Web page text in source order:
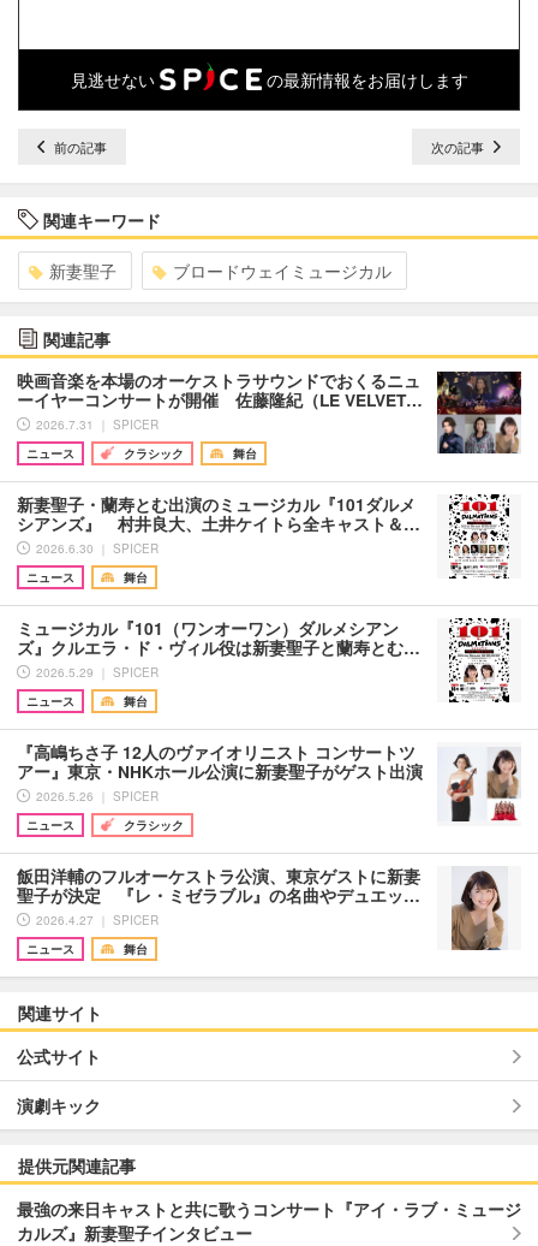
見逃せない の最新情報をお届けします
前の記事 次の記事
関連キーワード
新妻聖子 ブロードウェイミュージカル
関連記事
映画音楽を本場のオーケストラサウンドでおくるニュ
ーイヤーコンサートが開催 佐藤隆紀（LE VELVET…
2026.7.31 ｜ SPICER
ニュース
クラシック 舞台
新妻聖子・蘭寿とむ出演のミュージカル『101ダルメ
シアンズ』 村井良大、土井ケイトら全キャスト＆…
2026.6.30 ｜ SPICER
ニュース
舞台
ミュージカル『101（ワンオーワン）ダルメシアン
ズ』クルエラ・ド・ヴィル役は新妻聖子と蘭寿とむ…
2026.5.29 ｜ SPICER
ニュース
舞台
『高嶋ちさ子 12人のヴァイオリニスト コンサートツ
アー』東京・NHKホール公演に新妻聖子がゲスト出演
2026.5.26 ｜ SPICER
ニュース
クラシック
飯田洋輔のフルオーケストラ公演、東京ゲストに新妻
聖子が決定 『レ・ミゼラブル』の名曲やデュエッ…
2026.4.27 ｜ SPICER
ニュース
舞台
関連サイト
公式サイト
演劇キック
提供元関連記事
最強の来日キャストと共に歌うコンサート『アイ・ラブ・ミュージ
カルズ』新妻聖子インタビュー